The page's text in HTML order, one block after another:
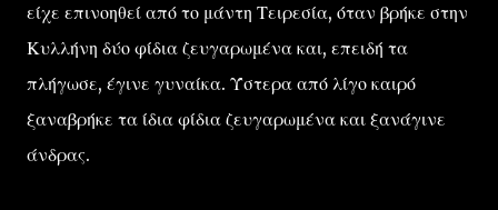
είχε επινοηθεί από το μάντη Τειρεσία, όταν βρήκε στην
Κυλλήνη δύο φίδια ζευγαρωμένα και, επειδή τα
πλήγωσε, έγινε γυναίκα. Ύστερα από λίγο καιρό
ξαναβρήκε τα ίδια φίδια ζευγαρωμένα και ξανάγινε
άνδρας.